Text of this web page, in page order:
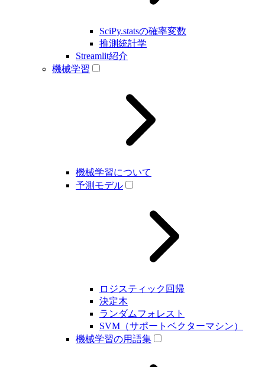
SciPy.statsの確率変数
推測統計学
Streamlit紹介
機械学習
機械学習について
予測モデル
ロジスティック回帰
決定木
ランダムフォレスト
SVM（サポートベクターマシン）
機械学習の用語集